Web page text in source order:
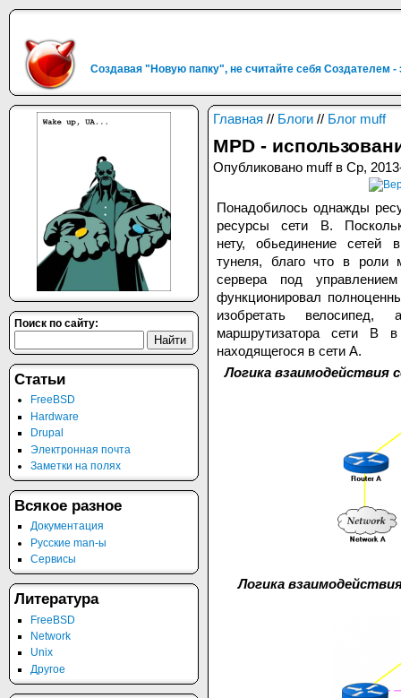
Создавая "Новую папку", не считайте себя Создателем
Главная // Блоги // Блог muff
MPD -
Опубликовано muff в Ср,
Понадобилось однажды
ресурсы сети В.
нету, обьединение сетей
тунеля, благо что в роли
сервера под
функционировал
изобретать
маршрутизатора сети В в
находящегося в сети А.
Логика взаимодействия
Логика
Поиск по сайту:
Статьи
FreeBSD
Hardware
Drupal
Электронная почта
Заметки на полях
Всякое разное
Документация
Русские man-ы
Сервисы
Литература
FreeBSD
Network
Unix
Другое